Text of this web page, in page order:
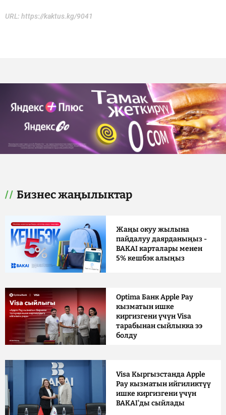
URL: https://kaktus.kg/9041
Бизнес жаңылыктар
Жаңы окуу жылына
пайдалуу даярданыңыз -
BAKAI карталары менен
5% кешбэк алыңыз
Optima Банк Apple Pay
кызматын ишке
киргизгени үчүн Visa
тарабынан сыйлыкка ээ
болду
Visa Кыргызстанда Apple
Pay кызматын ийгиликтүү
ишке киргизгени үчүн
BAKAI'ды сыйлады